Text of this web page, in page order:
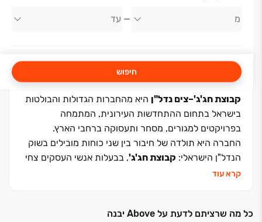
חיפוש
חג'ג' צים
קבוצת חג'ג'–צים נדל"ן היא מהחברות הגדולות והבולטות
בישראל בתחום ההתחדשות העירונית, המתמחה
בפרויקטים למגורים, מסחר ותעסוקה ברחבי הארץ.
החברה היא תולדה של חיבור בין שני כוחות מובילים בשוק
הנדל"ן הישראלי: קבוצת חג'ג', בבעלות אנשי העסקים צחי
ועידו חג'ג', ו
יצירת פרויקטים מדויקים, איכותיים ובלתי מתפשרים –
קרא עוד
כל מה שרציתם לדעת על Above יבנה